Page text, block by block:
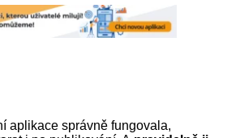
aplikace správně fungovala,